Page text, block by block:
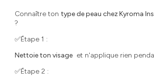
Connaître ton type de peau chez Kyroma
?
✅Étape 1 :
Nettoie ton visage et n'applique rien
✅Étape 2 :